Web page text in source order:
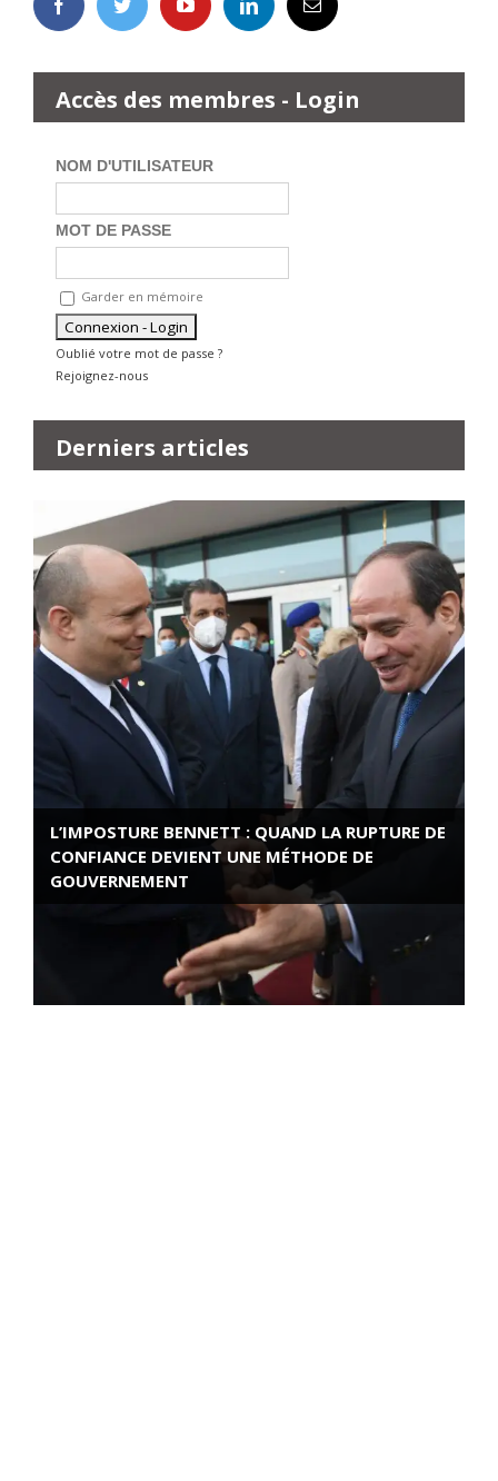
Accès des membres - Login
NOM D'UTILISATEUR
MOT DE PASSE
Garder en mémoire
Oublié votre mot de passe ?
Rejoignez-nous
Derniers articles
L’IMPOSTURE BENNETT : QUAND LA RUPTURE DE
CONFIANCE DEVIENT UNE MÉTHODE DE
GOUVERNEMENT
ROSE VALLAND, HEROÏNE DE LA RESISTANCE